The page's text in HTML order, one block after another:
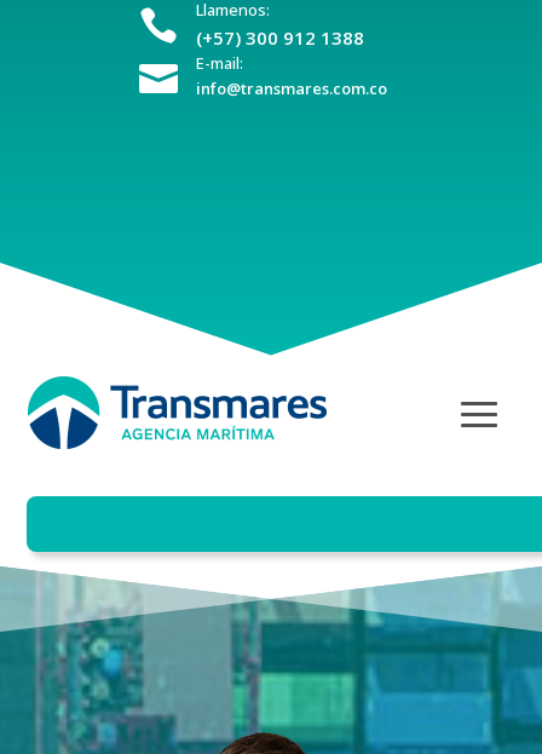
 Llamenos:
(+57) 300 912 1388

E-mail:
info@transmares.com.co